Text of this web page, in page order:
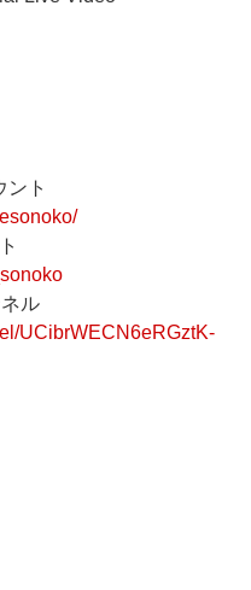
ト
ル
UCibrWECN6eRGztK-